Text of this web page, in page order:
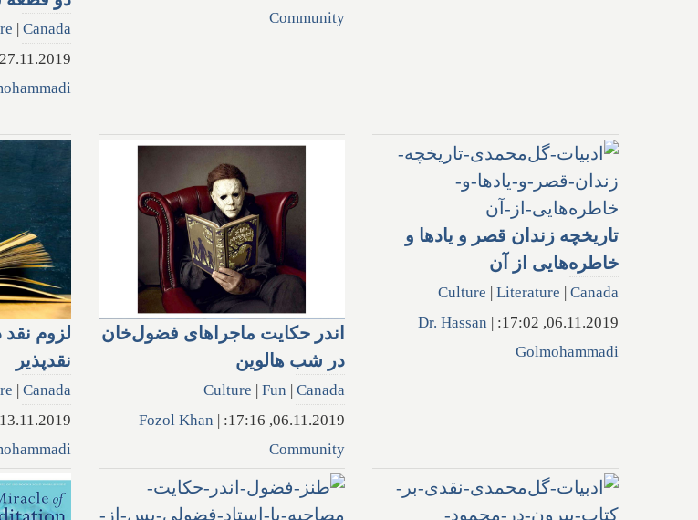
| Canada
27.11.2019, 16:41:
Community
لزوم
نقدپذیر
| Canada
13.11.2019, 17:22:
اندر حکایت ماجراهای فضول‌خان
در شب هالوین
Culture | Fun | Canada
06.11.2019, 17:16:
|
Fozol Khan
Community
تاریخچه زندان قصر و یادها‌ و
خاطر‌ه‌هایی از آن
Culture | Literature | Canada
06.11.2019, 17:02:
|
Dr. Hassan
Golmohammadi